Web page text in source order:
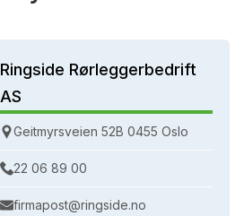
Ringside Rørleggerbedrift
AS
Geitmyrsveien 52B 0455 Oslo
22 06 89 00
firmapost@ringside.no